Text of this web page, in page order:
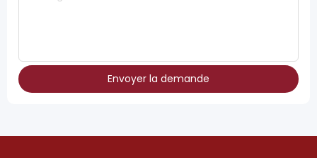
Envoyer la demande